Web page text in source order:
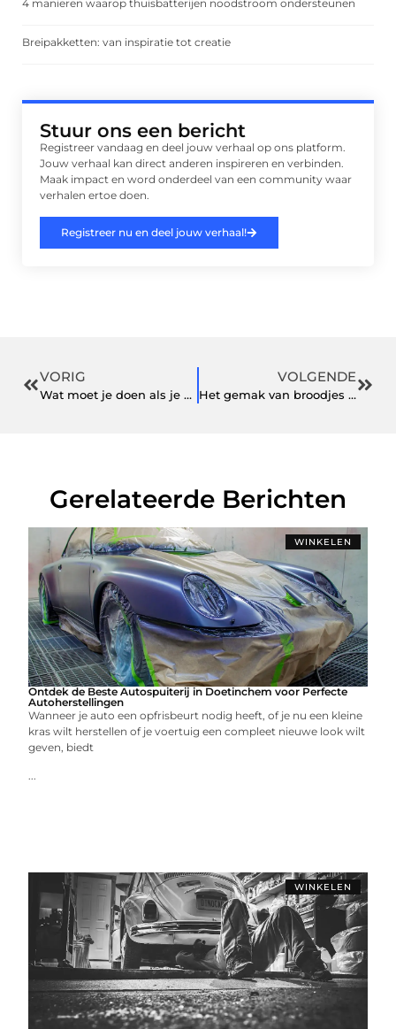
4 manieren waarop thuisbatterijen noodstroom ondersteunen
Breipakketten: van inspiratie tot creatie
Stuur ons een bericht
Registreer vandaag en deel jouw verhaal op ons platform.
Jouw verhaal kan direct anderen inspireren en verbinden.
Maak impact en word onderdeel van een community waar
verhalen ertoe doen.
Registreer nu en deel jouw verhaal!
VORIG
Wat moet je doen als je een blessure oploopt?
VOLGENDE
Het gemak van broodjes bestellen
Gerelateerde Berichten
WINKELEN
Ontdek de Beste Autospuiterij in Doetinchem voor Perfecte
Autoherstellingen
Wanneer je auto een opfrisbeurt nodig heeft, of je nu een kleine
kras wilt herstellen of je voertuig een compleet nieuwe look wilt
geven, biedt
...
WINKELEN